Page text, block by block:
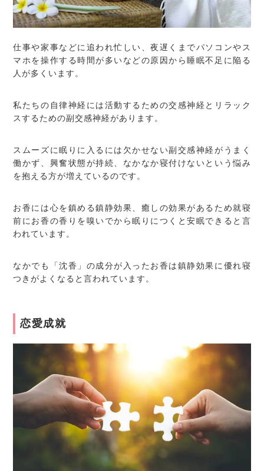
仕事や家事などに追われ忙しい、夜遅くまでパソコンやス
マホを操作する時間が多いなどの原因から睡眠不足に陥る
人が多くいます。
私たちの自律神経には活動するための交感神経とリラック
スするための副交感神経があります。
スムーズに眠りに入るには欠かせない副交感神経がうまく
働かず、興奮状態が持続、なかなか寝付けないという悩み
を抱える方が増えているのです。
お香には心を鎮める鎮静効果、癒しの効果があるため就寝
前にお香の香りを嗅いでから眠りにつくと安眠できると言
われています。
なかでも「沈香」の成分が入ったお香は鎮静効果に優れ寝
つきがよくなると言われています。
恋愛成就